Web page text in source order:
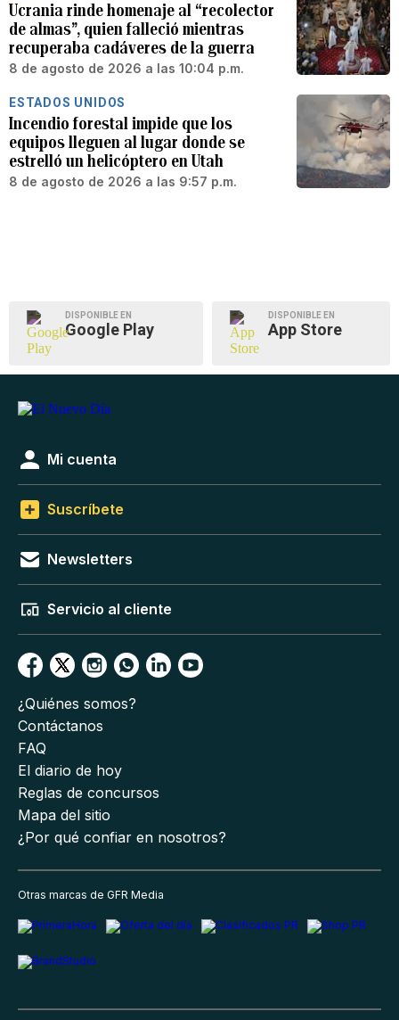
Ucrania rinde homenaje al “recolector
de almas”, quien falleció mientras
recuperaba cadáveres de la guerra
8 de agosto de 2026 a las 10:04 p.m.
ESTADOS UNIDOS
Incendio forestal impide que los
equipos lleguen al lugar donde se
estrelló un helicóptero en Utah
8 de agosto de 2026 a las 9:57 p.m.
DISPONIBLE EN
Google Play
DISPONIBLE EN
App Store
Mi cuenta
Suscríbete
Newsletters
Servicio al cliente
¿Quiénes somos?
Contáctanos
FAQ
El diario de hoy
Reglas de concursos
Mapa del sitio
¿Por qué confiar en nosotros?
Otras marcas de GFR Media